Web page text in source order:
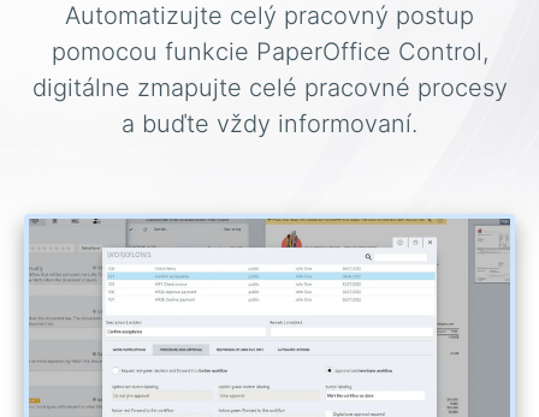
Automatizujte celý pracovný postup
pomocou funkcie PaperOffice Control,
digitálne zmapujte celé pracovné procesy
a buďte vždy informovaní.